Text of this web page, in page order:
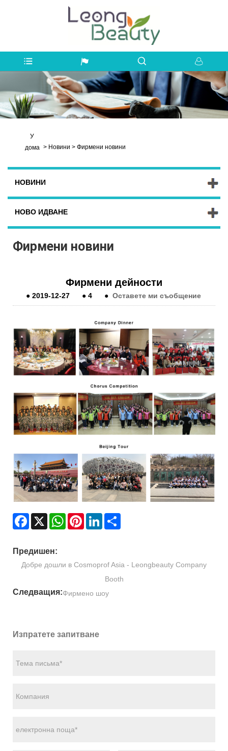
У
дома > Новини > Фирмени новини
НОВИНИ
НОВО ИДВАНЕ
Фирмени новини
Фирмени дейности
●2019-12-27 ●4 ● Оставете ми съобщение
Facebook
X WhatsAppPinterestLinkedIn
Предишен:
Добре дошли в Cosmoprof Asia - Leongbeauty Company
Booth
Следващия:Фирмено шоу
Изпратете запитване